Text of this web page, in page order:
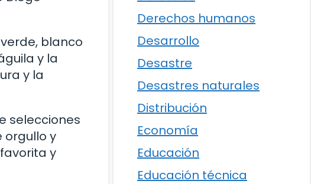
blanco
y la
y la
selecciones
orgullo y
y
Derechos humanos
Desarrollo
Desastre
Desastres naturales
Distribución
Economía
Educación
Educación técnica